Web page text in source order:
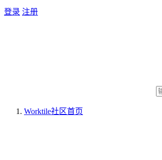
登录 注册
Worktile社区首页